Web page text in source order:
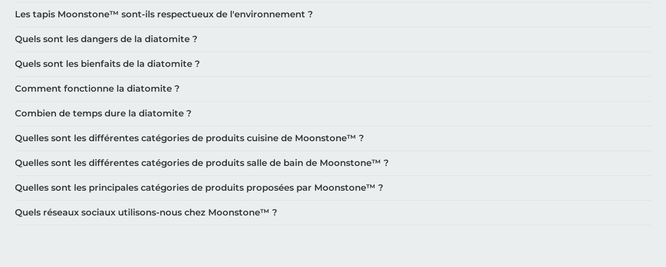
Les tapis Moonstone™️ sont-ils respectueux de l'environnement ?
Quels sont les dangers de la diatomite ?
Quels sont les bienfaits de la diatomite ?
Comment fonctionne la diatomite ?
Combien de temps dure la diatomite ?
Quelles sont les différentes catégories de produits cuisine de Moonstone™️ ?
Quelles sont les différentes catégories de produits salle de bain de Moonstone™️ ?
Quelles sont les principales catégories de produits proposées par Moonstone™️ ?
Quels réseaux sociaux utilisons-nous chez Moonstone™️ ?